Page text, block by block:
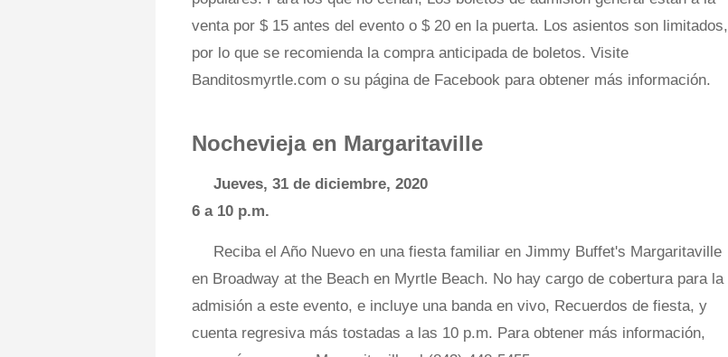
venta por $ 15 antes del evento o $ 20 en la puerta. Los asientos son limitados,
por lo que se recomienda la compra anticipada de boletos. Visite
Banditosmyrtle.com o su página de Facebook para obtener más información.
Nochevieja en Margaritaville
Jueves, 31 de diciembre, 2020
6 a 10 p.m.
Reciba el Año Nuevo en una fiesta familiar en Jimmy Buffet's Margaritaville
en Broadway at the Beach en Myrtle Beach. No hay cargo de cobertura para la
admisión a este evento, e incluye una banda en vivo, Recuerdos de fiesta, y
cuenta regresiva más tostadas a las 10 p.m. Para obtener más información,